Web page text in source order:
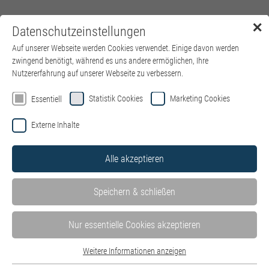
Menü
✕
Datenschutzeinstellungen
Auf unserer Webseite werden Cookies verwendet. Einige davon werden
zwingend benötigt, während es uns andere ermöglichen, Ihre
Nutzererfahrung auf unserer Webseite zu verbessern.
Essentiell Statistik Cookies Marketing Cookies
Externe Inhalte
Alle akzeptieren
Speichern & schließen
Nur essentielle Cookies akzeptieren
Weitere Informationen anzeigen